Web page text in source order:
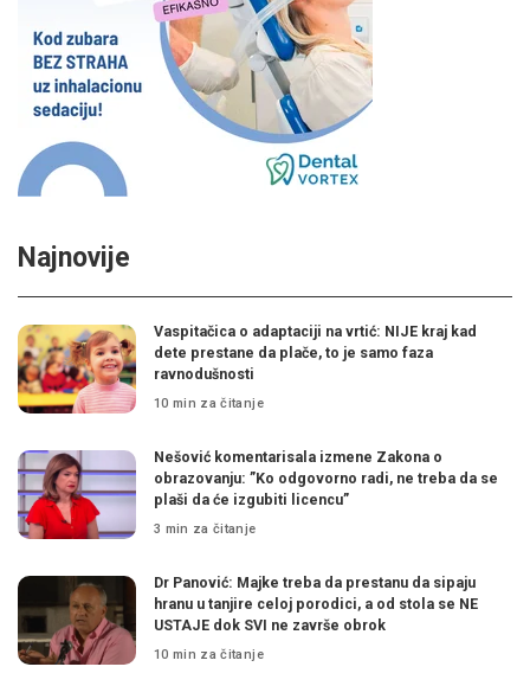
Najnovije
Vaspitačica o adaptaciji na vrtić: NIJE kraj kad
dete prestane da plače, to je samo faza
ravnodušnosti
10 min za čitanje
Nešović komentarisala izmene Zakona o
obrazovanju: ”Ko odgovorno radi, ne treba da se
plaši da će izgubiti licencu”
3 min za čitanje
Dr Panović: Majke treba da prestanu da sipaju
hranu u tanjire celoj porodici, a od stola se NE
USTAJE dok SVI ne završe obrok
10 min za čitanje